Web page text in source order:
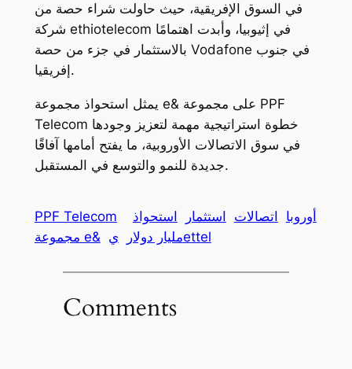
في السوق الإفريقية، حيث حاولت شراء حصة من
شركة ethiotelecom في إثيوبيا، وأبدت اهتمامًا
بالاستثمار في جزء من حصة Vodafone في جنوب
إفريقيا.
يمثل استحواذ مجموعة e& على مجموعة PPF
Telecom خطوة استراتيجية مهمة لتعزيز وجودها
في سوق الاتصالات الأوروبية، ما يفتح أمامها آفاقًا
جديدة للنمو والتوسع في المستقبل.
PPF Telecom أوروبا اتصالات استثمار
استحواذ
مجموعة e&
مليار دولاريettel
Comments